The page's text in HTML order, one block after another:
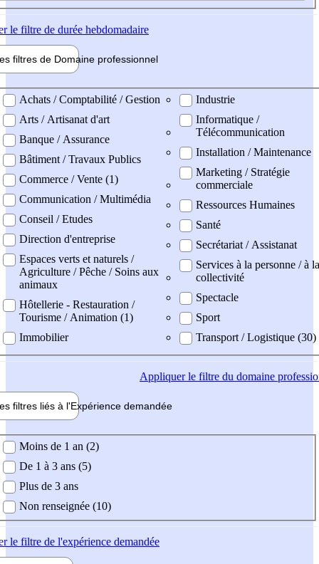
le filtre de durée hebdomadaire
filtres de Domaine professionnel
professionel
Achats / Comptabilité / Gestion
Arts / Artisanat d'art
Banque / Assurance
Bâtiment / Travaux Publics
Commerce / Vente (1)
Communication / Multimédia
Conseil / Etudes
Direction d'entreprise
Espaces verts et naturels /
Agriculture / Pêche / Soins aux
animaux
Hôtellerie - Restauration /
Tourisme / Animation (1)
Immobilier
Industrie
Informatique /
Télécommunication
Installation / Maintenance
Marketing / Stratégie
commerciale
Ressources Humaines
Santé
Secrétariat / Assistanat
Services à la personne / à la
collectivité
Spectacle
Sport
Transport / Logistique (30)
Appliquerle filtre du domaine
filtres liés à l'Expérience demandée
demandée
Moins de 1 an (2)
De 1 à 3 ans (5)
Plus de 3 ans
Non renseignée (10)
le filtre de l'expérience demandée